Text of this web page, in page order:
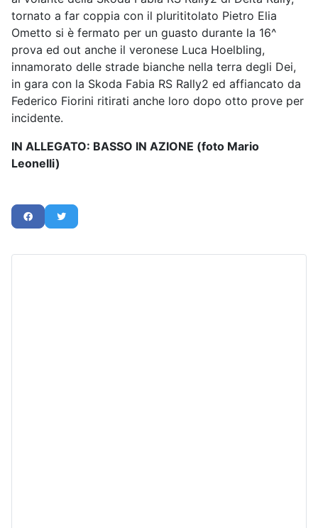
tornato a far coppia con il plurititolato Pietro Elia
Ometto si è fermato per un guasto durante la 16^
prova ed out anche il veronese Luca Hoelbling,
innamorato delle strade bianche nella terra degli Dei,
in gara con la Skoda Fabia RS Rally2 ed affiancato da
Federico Fiorini ritirati anche loro dopo otto prove per
incidente.
IN ALLEGATO: BASSO IN AZIONE (foto Mario
Leonelli)